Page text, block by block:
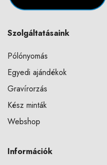
Szolgáltatásaink
Pólónyomás
Egyedi ajándékok
Gravírorzás
Kész minták
Webshop
Információk